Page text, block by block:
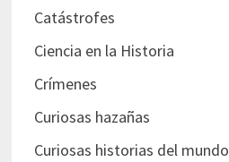
Catástrofes
Ciencia en la Historia
Crímenes
Curiosas hazañas
Curiosas historias del mundo